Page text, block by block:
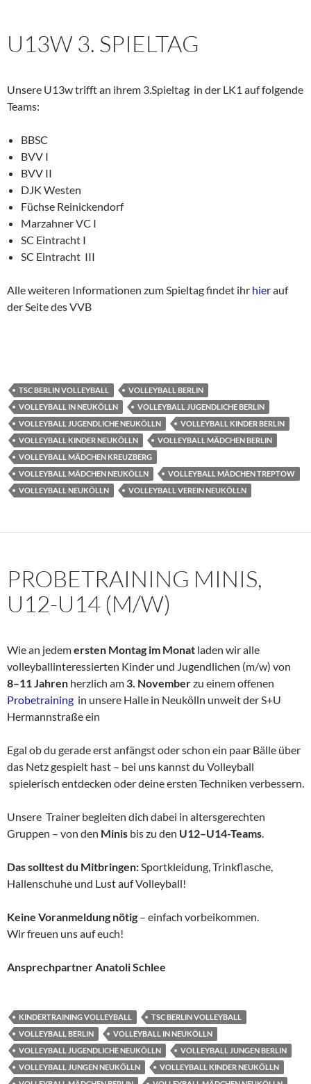
U13W 3. SPIELTAG
Unsere U13w trifft an ihrem 3.Spieltag in der LK1 auf folgende
Teams:
BBSC
BVV I
BVV II
DJK Westen
Füchse Reinickendorf
Marzahner VC I
SC Eintracht I
SC Eintracht III
Alle weiteren Informationen zum Spieltag findet ihr hierauf
der Seite des VVB
TSC BERLIN VOLLEYBALL
VOLLEYBALL BERLIN
VOLLEYBALL IN NEUKÖLLN
VOLLEYBALL JUGENDLICHE BERLIN
VOLLEYBALL JUGENDLICHE NEUKÖLLN
VOLLEYBALL KINDER BERLIN
VOLLEYBALL KINDER NEUKÖLLN
VOLLEYBALL MÄDCHEN BERLIN
VOLLEYBALL MÄDCHEN KREUZBERG
VOLLEYBALL MÄDCHEN NEUKÖLLN
VOLLEYBALL MÄDCHEN TREPTOW
VOLLEYBALL NEUKÖLLN
VOLLEYBALL VEREIN NEUKÖLLN
PROBETRAINING MINIS,
U12-U14 (M/W)
Wie an jedemersten Montag im Monat laden wir alle
volleyballinteressierten Kinder und Jugendlichen (m/w) von
8–11 Jahren herzlich am 3. Novemberzu einem offenen
Probetraining in unsere Halle in Neukölln unweit der S+U
Hermannstraße ein
Egal ob du gerade erst anfängst oder schon ein paar Bälle über
das Netz gespielt hast – bei uns kannst du Volleyball
spielerisch entdecken oder deine ersten Techniken verbessern.
Unsere Trainer begleiten dich dabei in altersgerechten
Gruppen – von den Minis bis zu den U12–U14-Teams.
Das solltest du Mitbringen:Sportkleidung, Trinkflasche,
Hallenschuhe und Lust auf Volleyball!
Keine Voranmeldung nötig – einfach vorbeikommen.
Wir freuen uns auf euch!
Ansprechpartner Anatoli Schlee
KINDERTRAINING VOLLEYBALL
TSC BERLIN VOLLEYBALL
VOLLEYBALL BERLIN
VOLLEYBALL IN NEUKÖLLN
VOLLEYBALL JUGENDLICHE NEUKÖLLN
VOLLEYBALL JUNGEN BERLIN
VOLLEYBALL JUNGEN NEUKÖLLN
VOLLEYBALL KINDER NEUKÖLLN